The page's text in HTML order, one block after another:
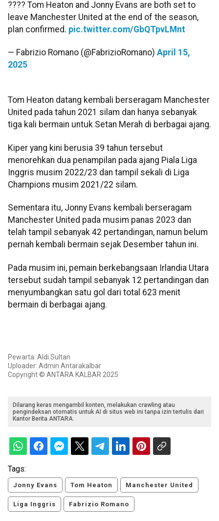
???? Tom Heaton and Jonny Evans are both set to
leave Manchester United at the end of the season,
plan confirmed. pic.twitter.com/GbQTpvLMnt
— Fabrizio Romano (@FabrizioRomano) April 15,
2025
Tom Heaton datang kembali berseragam Manchester
United pada tahun 2021 silam dan hanya sebanyak
tiga kali bermain untuk Setan Merah di berbagai ajang.
Kiper yang kini berusia 39 tahun tersebut
menorehkan dua penampilan pada ajang Piala Liga
Inggris musim 2022/23 dan tampil sekali di Liga
Champions musim 2021/22 silam.
Sementara itu, Jonny Evans kembali berseragam
Manchester United pada musim panas 2023 dan
telah tampil sebanyak 42 pertandingan, namun belum
pernah kembali bermain sejak Desember tahun ini.
Pada musim ini, pemain berkebangsaan Irlandia Utara
tersebut sudah tampil sebanyak 12 pertandingan dan
menyumbangkan satu gol dari total 623 menit
bermain di berbagai ajang.
Pewarta: Aldi Sultan
Uploader: Admin Antarakalbar
Copyright © ANTARA KALBAR 2025
Dilarang keras mengambil konten, melakukan crawling atau
pengindeksan otomatis untuk AI di situs web ini tanpa izin tertulis dari
Kantor Berita ANTARA.
Tags:
Jonny Evans Tom Heaton Manchester United
Liga Inggris Fabrizio Romano